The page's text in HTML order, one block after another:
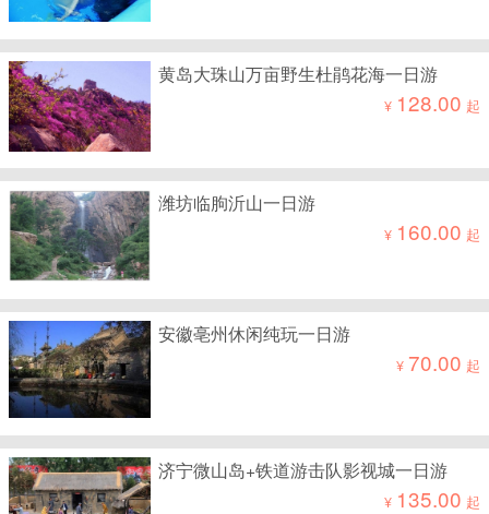
黄岛大珠山万亩野生杜鹃花海一日游
¥ 128.00 起
潍坊临朐沂山一日游
¥ 160.00 起
安徽亳州休闲纯玩一日游
¥ 70.00 起
济宁微山岛+铁道游击队影视城一日游
¥ 135.00 起